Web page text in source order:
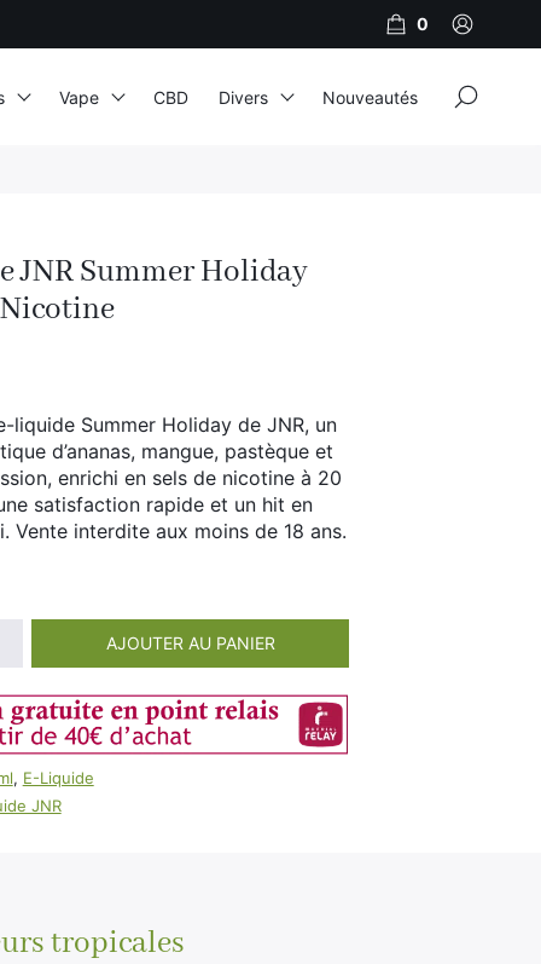
JNR Summer Holiday
liquide Summer Holiday de JNR, un
d’ananas, mangue, pastèque et
enrichi en sels de nicotine à 20
satisfaction rapide et un hit en
Vente interdite aux moins de 18 ans.
AJOUTER AU PANIER
, E-Liquide
JNR
tropicales
0
Vape
Al Fakher
10ml
50ml
100ml
CBD Divers Nouveautés